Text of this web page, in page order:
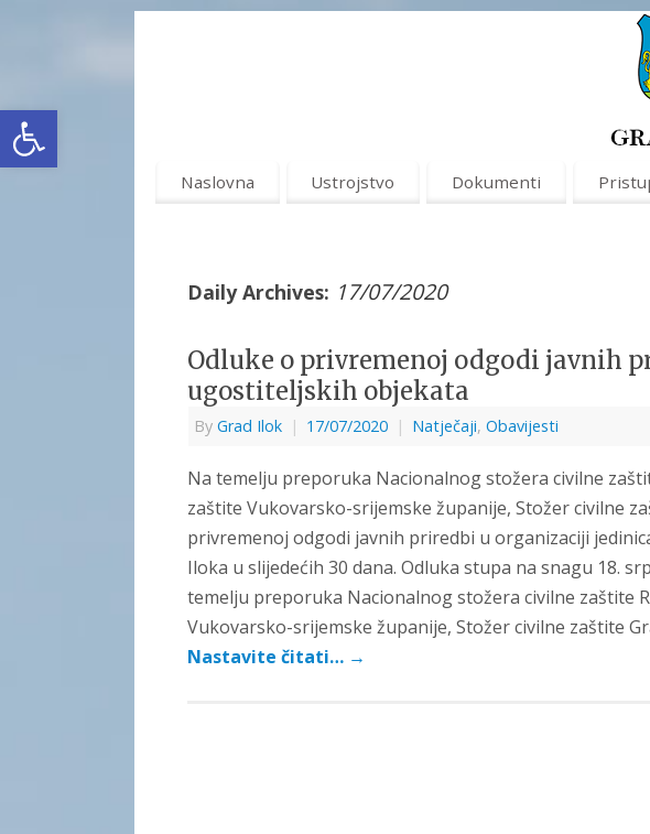
Open toolbar
Naslovna Ustrojstvo Dokumenti
Daily Archives: 17/07/2020
Odluke o privremenoj odgodi javnih
ugostiteljskih objekata
By Grad Ilok | 17/07/2020 | Natječaji, Obavijesti
Na temelju preporuka Nacionalnog stožera civilne
zaštite Vukovarsko-srijemske županije, Stožer civilne
privremenoj odgodi javnih priredbi u organizaciji
Iloka u slijedećih 30 dana. Odluka stupa na snagu 18.
temelju preporuka Nacionalnog stožera civilne zaštite
Vukovarsko-srijemske županije, Stožer civilne zaštite
Nastavite čitati… →